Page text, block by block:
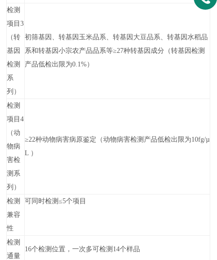
检测
项目3
（转
基因
检测
系
列）
初筛基因、转基因玉米品系、转基因大豆品系、转基因水稻品
系和转基因小宗农产品品系等≥27种转基因成分（转基因检测
产品低检出限为0.1%）
检测
项目4
（动
物病
害检
测系
列）
≥22种动物病害病原鉴定（动物病害检测产品低检出限为10fg/µ
L ）
检测
兼容
性
可同时检测≤5个项目
检测
通量
16个检测位置，一次多可检测14个样品